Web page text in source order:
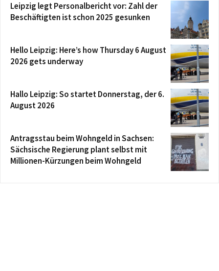
Leipzig legt Personalbericht vor: Zahl der
Beschäftigten ist schon 2025 gesunken
Hello Leipzig: Here’s how Thursday 6 August
2026 gets underway
Hallo Leipzig: So startet Donnerstag, der 6.
August 2026
Antragsstau beim Wohngeld in Sachsen:
Sächsische Regierung plant selbst mit
Millionen-Kürzungen beim Wohngeld